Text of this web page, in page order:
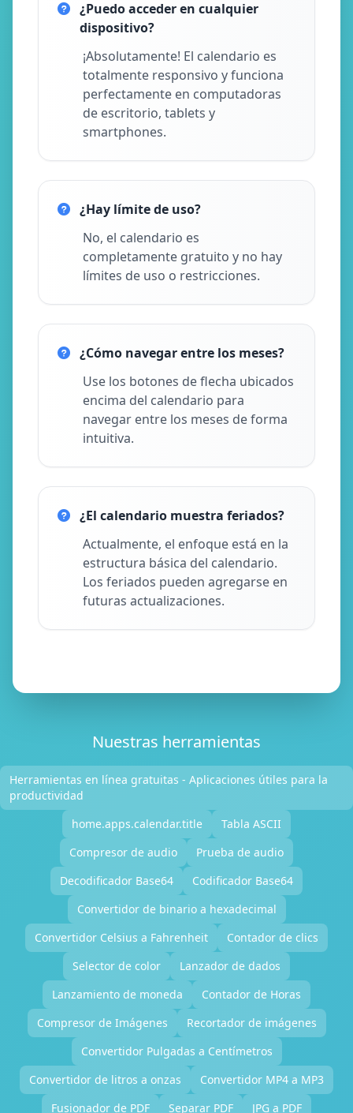
¿Puedo acceder en cualquier
dispositivo?
¡Absolutamente! El calendario es
totalmente responsivo y funciona
perfectamente en computadoras
de escritorio, tablets y
smartphones.
¿Hay límite de uso?
No, el calendario es
completamente gratuito y no hay
límites de uso o restricciones.
¿Cómo navegar entre los meses?
Use los botones de flecha ubicados
encima del calendario para
navegar entre los meses de forma
intuitiva.
¿El calendario muestra feriados?
Actualmente, el enfoque está en la
estructura básica del calendario.
Los feriados pueden agregarse en
futuras actualizaciones.
Nuestras herramientas
Herramientas en línea gratuitas - Aplicaciones útiles para la
productividad
home.apps.calendar.title
Tabla ASCII
Compresor de audio
Prueba de audio
Decodificador Base64
Codificador Base64
Convertidor de binario a hexadecimal
Convertidor Celsius a Fahrenheit
Contador de clics
Selector de color
Lanzador de dados
Lanzamiento de moneda
Contador de Horas
Compresor de Imágenes
Recortador de imágenes
Convertidor Pulgadas a Centímetros
Convertidor de litros a onzas
Convertidor MP4 a MP3
Fusionador de PDF
Separar PDF JPG a PDF